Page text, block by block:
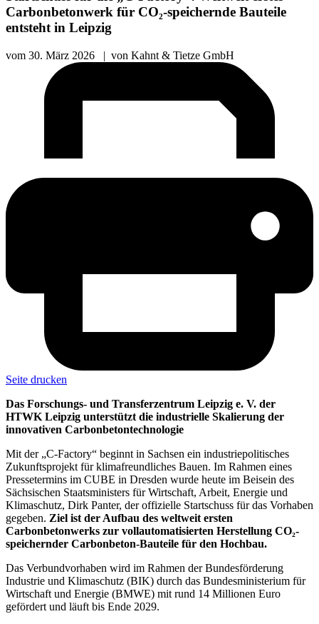
Carbonbetonwerk für CO₂-speichernde Bauteile
entsteht in Leipzig
vom 30. März 2026 | von Kahnt & Tietze GmbH
Seite drucken
Das Forschungs- und Transferzentrum Leipzig e. V. der
HTWK Leipzig unterstützt die industrielle Skalierung der
innovativen Carbonbetontechnologie
Mit der „C-Factory“ beginnt in Sachsen ein industriepolitisches
Zukunftsprojekt für klimafreundliches Bauen. Im Rahmen eines
Pressetermins im CUBE in Dresden wurde heute im Beisein des
Sächsischen Staatsministers für Wirtschaft, Arbeit, Energie und
Klimaschutz, Dirk Panter, der offizielle Startschuss für das Vorhaben
gegeben. Ziel ist der Aufbau des weltweit ersten
Carbonbetonwerks zur vollautomatisierten Herstellung CO₂-
speichernder Carbonbeton-Bauteile für den Hochbau.
Das Verbundvorhaben wird im Rahmen der Bundesförderung
Industrie und Klimaschutz (BIK) durch das Bundesministerium für
Wirtschaft und Energie (BMWE) mit rund 14 Millionen Euro
gefördert und läuft bis Ende 2029.